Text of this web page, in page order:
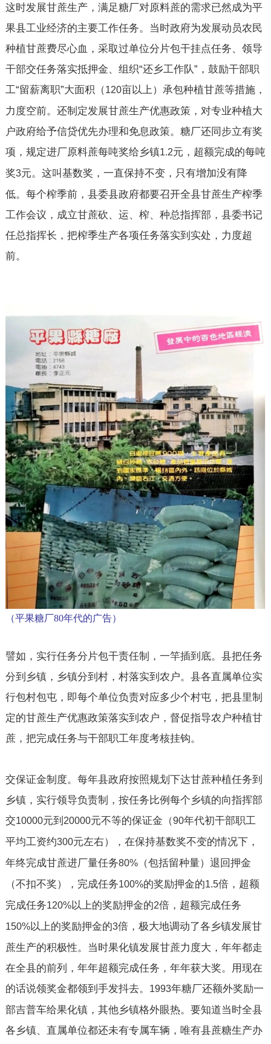
这时发展甘蔗生产，满足糖厂对原料蔗的需求已然成为平
果县工业经济的主要工作任务。当时政府为发展动员农民
种植甘蔗费尽心血，采取过单位分片包干挂点任务、领导
干部交任务落实抵押金、组织“还乡工作队”，鼓励干部职
工“留薪离职”大面积（120亩以上）承包种植甘蔗等措施，
力度空前。还制定发展甘蔗生产优惠政策，对专业种植大
户政府给予信贷优先办理和免息政策。糖厂还同步立有奖
项，规定进厂原料蔗每吨奖给乡镇1.2元，超额完成的每吨
奖3元。这叫基数奖，一直保持不变，只有增加没有降
低。每个榨季前，县委县政府都要召开全县甘蔗生产榨季
工作会议，成立甘蔗砍、运、榨、种总指挥部，县委书记
任总指挥长，把榨季生产各项任务落实到实处，力度超
前。
（平果糖厂80年代的广告）
譬如，实行任务分片包干责任制，一竿插到底。县把任务
分到乡镇，乡镇分到村，村落实到农户。县各直属单位实
行包村包屯，即每个单位负责对应多少个村屯，把县里制
定的甘蔗生产优惠政策落实到农户，督促指导农户种植甘
蔗，把完成任务与干部职工年度考核挂钩。
交保证金制度。每年县政府按照规划下达甘蔗种植任务到
乡镇，实行领导负责制，按任务比例每个乡镇的向指挥部
交10000元到 20000元不等的保证金（90年代初干部职工
平均工资约300元左右），在保持基数奖不变的情况下，
年终完成甘蔗进厂量任务80%（包括留种量）退回押金
（不扣不奖），完成任务100%的奖励押金的1.5倍，超额
完成任务120%以上的奖励押金的2倍，超额完成任务
150%以上的奖励押金的3倍，极大地调动了各乡镇发展甘
蔗生产的积极性。当时果化镇发展甘蔗力度大，年年都走
在全县的前列，年年超额完成任务，年年获大奖。用现在
的话说领奖金都领到手发抖去。
1993年糖厂还额外奖励一
部吉普车给果化镇，其他乡镇格外眼热。要知道当时全县
各乡镇、直属单位都还未有专属车辆，唯有县蔗糖生产办